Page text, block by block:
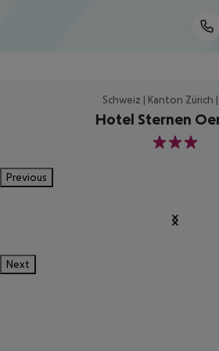
Schweiz | Kanton Zürich
Hotel Sternen
3
Previous
Next